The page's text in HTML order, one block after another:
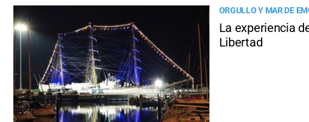
ORGULLO Y MAR DE
La experiencia
Libertad